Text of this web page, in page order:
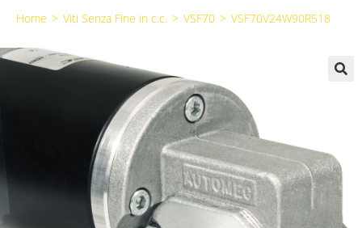
Home > Viti Senza Fine in c.c. > VSF70 > VSF70V24W90R518